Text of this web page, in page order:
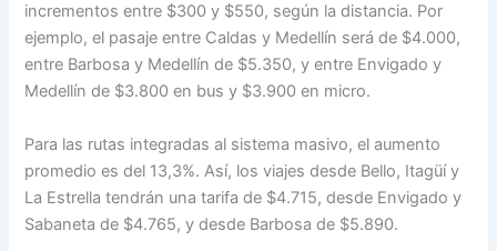
incrementos entre $300 y $550, según la distancia. Por
ejemplo, el pasaje entre Caldas y Medellín será de $4.000,
entre Barbosa y Medellín de $5.350, y entre Envigado y
Medellín de $3.800 en bus y $3.900 en micro.
Para las rutas integradas al sistema masivo, el aumento
promedio es del 13,3%. Así, los viajes desde Bello, Itagüí y
La Estrella tendrán una tarifa de $4.715, desde Envigado y
Sabaneta de $4.765, y desde Barbosa de $5.890.